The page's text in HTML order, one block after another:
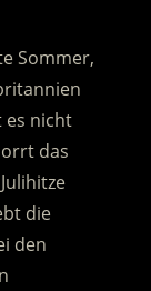
Sommer,
es nicht
das
die
den